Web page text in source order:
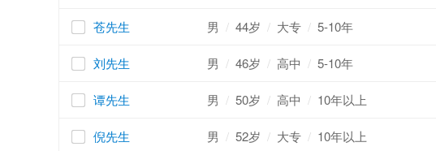
苍先生 男 / 44岁 / 大专 / 5-10年
刘先生 男 / 46岁 / 高中 / 5-10年
谭先生 男 / 50岁 / 高中 / 10年以上
倪先生 男 / 52岁 / 大专 / 10年以上